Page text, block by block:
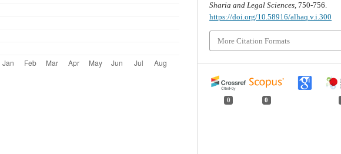
Sharia and Legal Sciences, 750-756.
https://doi.org/10.58916/alhaq.v.i.300
More Citation Formats
0 0